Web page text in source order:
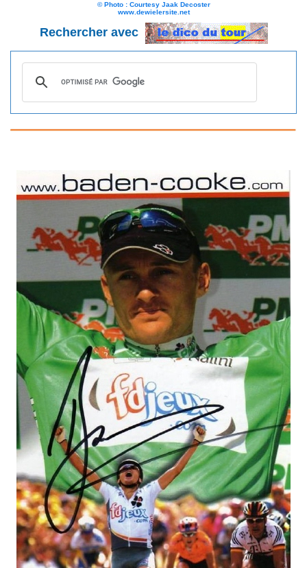
© Photo : Courtesy Jaak Decoster
www.dewielersite.net
Rechercher avec